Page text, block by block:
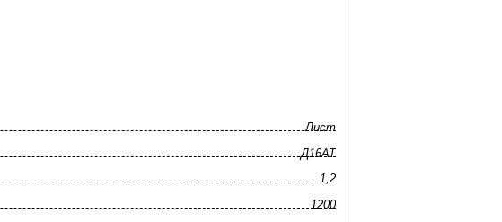
Лист
Д16АТ
1,2
1200